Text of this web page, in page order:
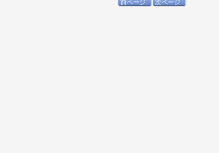
前ページ 次ページ